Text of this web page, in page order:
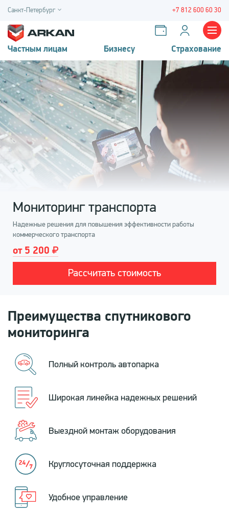
Санкт-Петербург +7 812 600 60 30
Частным лицам Бизнесу Страхование
Мониторинг транспорта
Надежные решения для повышения эффективности работы
коммерческого транспорта
от 5 200
Рассчитать стоимость
Преимущества спутникового
мониторинга
Полный контроль автопарка
Широкая линейка надежных решений
Выездной монтаж оборудования
Круглосуточная поддержка
Удобное управление